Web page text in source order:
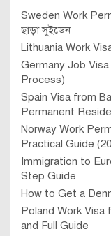
Sweden Work
ছাড়া সুইডেন
Lithuania Work
Germany Job
Process)
Spain Visa from
Permanent
Norway Work
Practical Guide
Immigration to
Step Guide
How to Get a
Poland Work Visa
and Full Guide